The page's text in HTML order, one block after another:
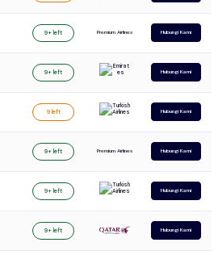
9+ left Premium Airlines Hubungi Kami
9+ left Hubungi Kami
9 left Hubungi Kami
9+ left Premium Airlines Hubungi Kami
9+ left Hubungi Kami
9+ left Hubungi Kami